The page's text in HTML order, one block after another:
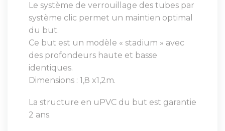
Le système de verrouillage des tubes par
système clic permet un maintien optimal
du but.
Ce but est un modèle « stadium » avec
des profondeurs haute et basse
identiques.
Dimensions : 1,8 x1,2m.
La structure en uPVC du but est garantie
2 ans.